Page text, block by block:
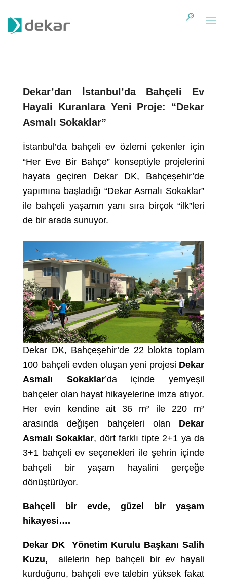
Dekar’dan İstanbul’da Bahçeli Ev
Hayali Kuranlara Yeni Proje: “Dekar
Asmalı Sokaklar”
İstanbul’da bahçeli ev özlemi çekenler için
“Her Eve Bir Bahçe” konseptiyle projelerini
hayata geçiren Dekar DK, Bahçeşehir’de
yapımına başladığı “Dekar Asmalı Sokaklar”
ile bahçeli yaşamın yanı sıra birçok “ilk”leri
de bir arada sunuyor.
Dekar DK, Bahçeşehir’de 22 blokta toplam
100 bahçeli evden oluşan yeni projesi Dekar
Asmalı Sokaklar’da içinde yemyeşil
bahçeler olan hayat hikayelerine imza atıyor.
Her evin kendine ait 36 m² ile 220 m²
arasında değişen bahçeleri olan Dekar
Asmalı Sokaklar, dört farklı tipte 2+1 ya da
3+1 bahçeli ev seçenekleri ile şehrin içinde
bahçeli bir yaşam hayalini gerçeğe
dönüştürüyor.
Bahçeli bir evde, güzel bir yaşam
hikayesi….
Dekar DK Yönetim Kurulu Başkanı Salih
Kuzu,
ailelerin hep bahçeli bir ev hayali
kurduğunu, bahçeli eve talebin yüksek fakat